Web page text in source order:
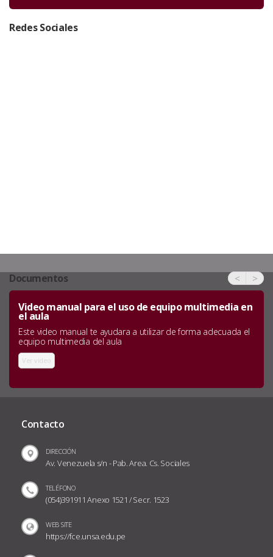
Redes Sociales
Documentos < >
Video manual para el uso de equipo multimedia en
el aula
Este video manual te ayudara a utilizar de forma adecuada el
equipo multimedia del aula
Ver video
Contacto
DIRECCIÓN
Av. Venezuela s/n - Pab. Area. Cs. Sociales
TELÉFONO
(054)391911 Anexo 1521 / Secr. 1523
WEB SITE
https://fce.unsa.edu.pe